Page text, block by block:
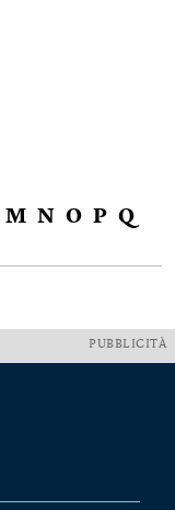
M N O P Q
PUBBLICITÀ